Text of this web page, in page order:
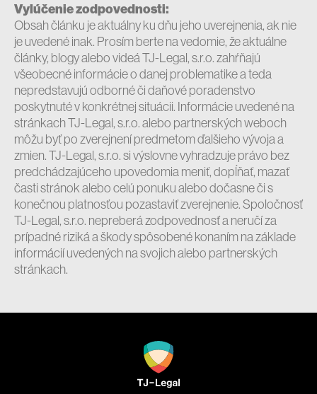
Vylúčenie zodpovednosti:
Obsah článku je aktuálny ku dňu jeho uverejnenia, ak nie
je uvedené inak. Prosím berte na vedomie, že aktuálne
články, blogy alebo videá TJ-Legal, s.r.o. zahŕňajú
všeobecné informácie o danej problematike a teda
nepredstavujú odborné či daňové poradenstvo
poskytnuté v konkrétnej situácii. Informácie uvedené na
stránkach TJ-Legal, s.r.o. alebo partnerských weboch
môžu byť po zverejnení predmetom ďalšieho vývoja a
zmien. TJ-Legal, s.r.o. si výslovne vyhradzuje právo bez
predchádzajúceho upovedomia meniť, dopĺňať, mazať
časti stránok alebo celú ponuku alebo dočasne či s
konečnou platnosťou pozastaviť zverejnenie. Spoločnosť
TJ-Legal, s.r.o. nepreberá zodpovednosť a neručí za
prípadné riziká a škody spôsobené konaním na základe
informácií uvedených na svojich alebo partnerských
stránkach.